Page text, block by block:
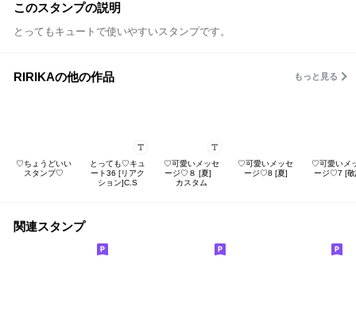
このスタンプの説明
とってもキュートで使いやすいスタンプです。
RIRIKAの他の作品 もっと見る
♡ちょうどいい
スタンプ♡
とっても♡キュ
ート36 [リアク
ション]C.S
♡可愛いメッセ
ージ♡８ [夏]
カスタム
♡可愛いメッセ
ージ♡8 [夏]
♡可愛いメ
ージ♡7 [敬
関連スタンプ